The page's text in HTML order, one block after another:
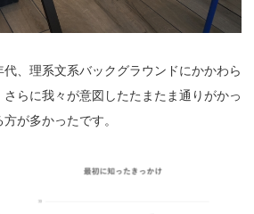
、理系文系バックグラウンドにかかわら
らに我々が意図したたまたま通りがかっ
が多かったです。